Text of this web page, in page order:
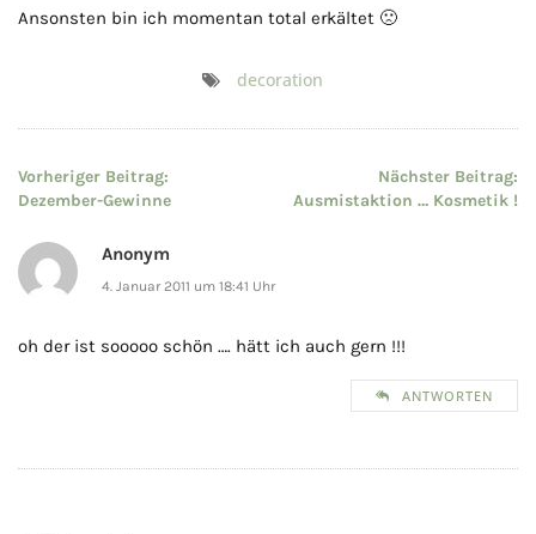
Ansonsten bin ich momentan total erkältet 🙁
decoration
Beitragsnavigation
Vorheriger Beitrag:
Dezember-Gewinne
Nächster Beitrag:
Ausmistaktion … Kosmetik !
Anonym
4. Januar 2011 um 18:41 Uhr
oh der ist sooooo schön …. hätt ich auch gern !!!
ANTWORTEN